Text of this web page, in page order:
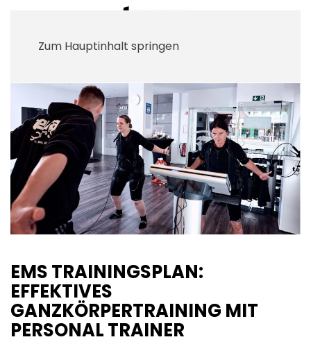
Zum Hauptinhalt springen
EMS TRAININGSPLAN:
EFFEKTIVES
GANZKÖRPERTRAINING MIT
PERSONAL TRAINER